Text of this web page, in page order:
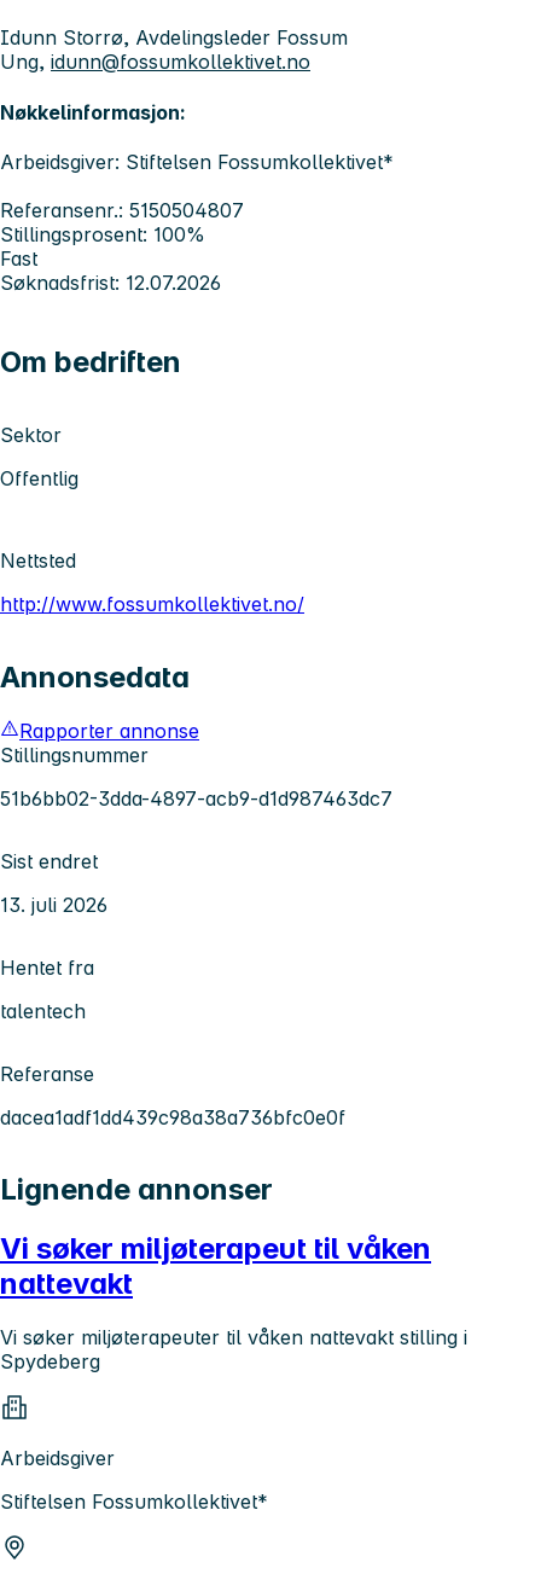
Idunn Storrø, Avdelingsleder Fossum
Ung, idunn@fossumkollektivet.no
Nøkkelinformasjon:
Arbeidsgiver: Stiftelsen Fossumkollektivet*
Referansenr.: 5150504807
Stillingsprosent: 100%
Fast
Søknadsfrist: 12.07.2026
Om bedriften
Sektor
Offentlig
Nettsted
http://www.fossumkollektivet.no/
Annonsedata
Rapporter annonse
Stillingsnummer
51b6bb02-3dda-4897-acb9-d1d987463dc7
Sist endret
13. juli 2026
Hentet fra
talentech
Referanse
dacea1adf1dd439c98a38a736bfc0e0f
Lignende annonser
Vi søker miljøterapeut til våken
nattevakt
Vi søker miljøterapeuter til våken nattevakt stilling i
Spydeberg
Arbeidsgiver
Stiftelsen Fossumkollektivet*